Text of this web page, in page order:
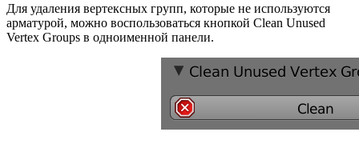
Для удаления вертексных групп, которые не используются
арматурой, можно воспользоваться кнопкой Clean Unused
Vertex Groups в одноименной панели.